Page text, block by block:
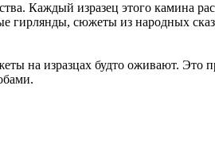
Каждый изразец этого камина
гирлянды, сюжеты из народных
на изразцах будто оживают. Это